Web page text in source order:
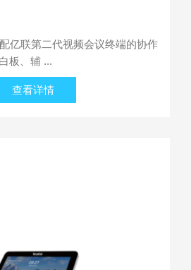
亿联第二代视频会议终端的协作
板、辅 ...
查看详情